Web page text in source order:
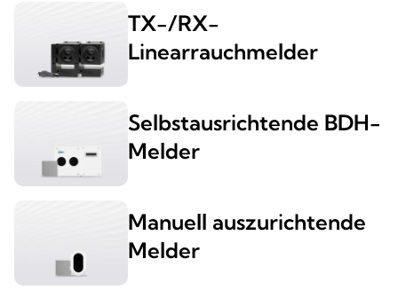
TX-/RX-
Linearrauchmelder
Selbstausrichtende BDH-
Melder
Manuell auszurichtende
Melder